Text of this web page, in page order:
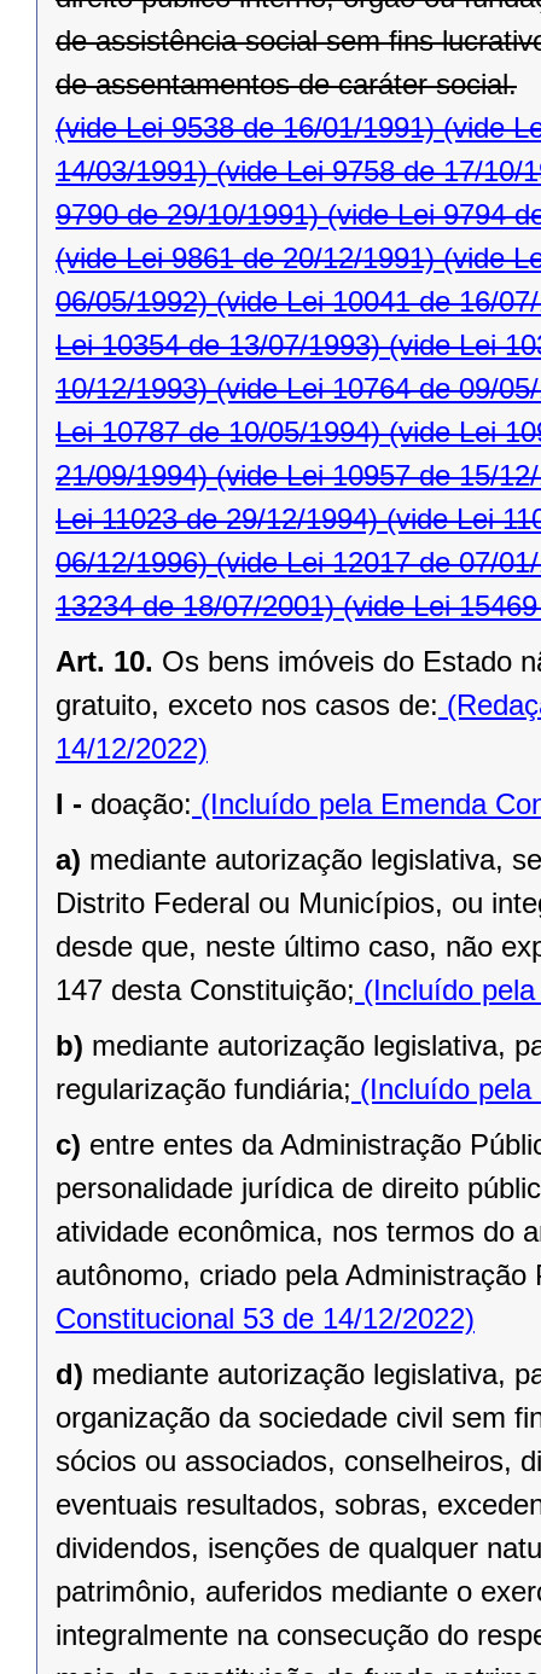
de assistência social sem ﬁns
de assentamentos de caráter social.
(vide Lei 9538 de 16/01/1991)(vide
14/03/1991)(vide Lei 9758 de 17/10/
9790 de 29/10/1991)(vide Lei 9794
(vide Lei 9861 de 20/12/1991)(vide
06/05/1992)(vide Lei 10041 de 16/
Lei 10354 de 13/07/1993)(vide Lei
10/12/1993)(vide Lei 10764 de 09/
Lei 10787 de 10/05/1994)(vide Lei
21/09/1994)(vide Lei 10957 de 15/
Lei 11023 de 29/12/1994)(vide Lei
06/12/1996)(vide Lei 12017 de 07/
13234 de 18/07/2001)(vide Lei
Art. 10. Os bens imóveis do Estado
gratuito, exceto nos casos de:
14/12/2022)
I - doação: (Incluído pela Emenda
a) mediante autorização legislativa,
Distrito Federal ou Municípios, ou
desde que, neste último caso, não
147 desta Constituição; (Incluído
b) mediante autorização legislativa,
regularização fundiária; (Incluído pela
c) entre entes da Administração
personalidade jurídica de direito
atividade econômica, nos termos do
autônomo, criado pela Administração
Constitucional 53 de 14/12/2022)
d) mediante autorização legislativa,
organização da sociedade civil sem
sócios ou associados, conselheiros,
eventuais resultados, sobras,
dividendos, isenções de qualquer
patrimônio, auferidos mediante o
integralmente na consecução do